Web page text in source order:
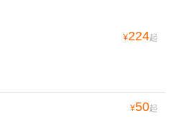
¥224起
¥50起